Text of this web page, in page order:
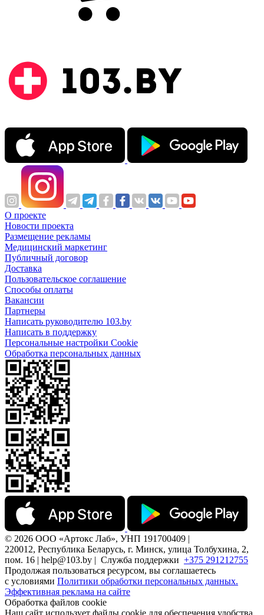
О проекте
Новости проекта
Размещение рекламы
Медицинский маркетинг
Публичный договор
Доставка
Пользовательское соглашение
Способы оплаты
Вакансии
Партнеры
Написать руководителю 103.by
Написать в поддержку
Персональные настройки Cookie
Обработка персональных данных
© 2026 ООО «Артокс Лаб», УНП 191700409 |
220012, Республика Беларусь, г. Минск, улица Толбухина, 2,
пом. 16 | help@103.by | Служба поддержки +375 291212755
Продолжая пользоваться ресурсом, вы соглашаетесь
с условиями Политики обработки персональных данных.
Эффективная реклама на сайте
Обработка файлов cookie
Наш сайт использует файлы cookie для обеспечения удобства